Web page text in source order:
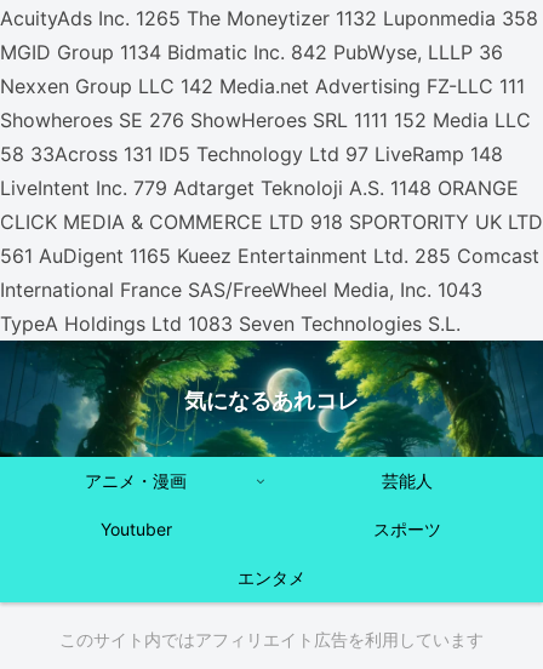
AcuityAds Inc. 1265 The Moneytizer 1132 Luponmedia 358
MGID Group 1134 Bidmatic Inc. 842 PubWyse, LLLP 36
Nexxen Group LLC 142 Media.net Advertising FZ-LLC 111
Showheroes SE 276 ShowHeroes SRL 1111 152 Media LLC
58 33Across 131 ID5 Technology Ltd 97 LiveRamp 148
LiveIntent Inc. 779 Adtarget Teknoloji A.S. 1148 ORANGE
CLICK MEDIA & COMMERCE LTD 918 SPORTORITY UK LTD
561 AuDigent 1165 Kueez Entertainment Ltd. 285 Comcast
International France SAS/FreeWheel Media, Inc. 1043
TypeA Holdings Ltd 1083 Seven Technologies S.L.
気になるあれコレ
アニメ・漫画 芸能人
Youtuber スポーツ
エンタメ
このサイト内ではアフィリエイト広告を利用しています